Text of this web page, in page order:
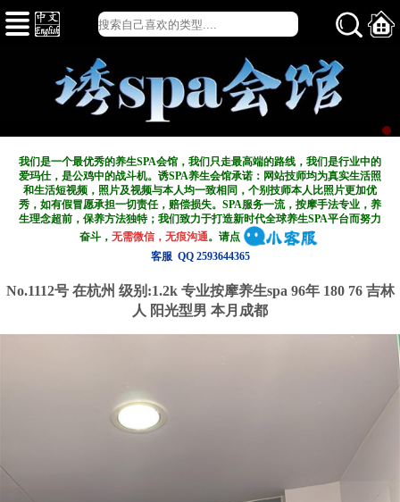
我们是一个最优秀的养生SPA会馆，我们只走最高端的路线，我们是行业中的
爱玛仕，是公鸡中的战斗机。诱SPA养生会馆承诺：网站技师均为真实生活照
和生活短视频，照片及视频与本人均一致相同，个别技师本人比照片更加优
秀，如有假冒愿承担一切责任，赔偿损失。SPA服务一流，按摩手法专业，养
生理念超前，保养方法独特；我们致力于打造新时代全球养生SPA平台而努力
奋斗，无需微信，无痕沟通。请点
客服 QQ 2593644365
No.1112号 在杭州 级别:1.2k 专业按摩养生spa 96年 180 76 吉林
人 阳光型男 本月成都